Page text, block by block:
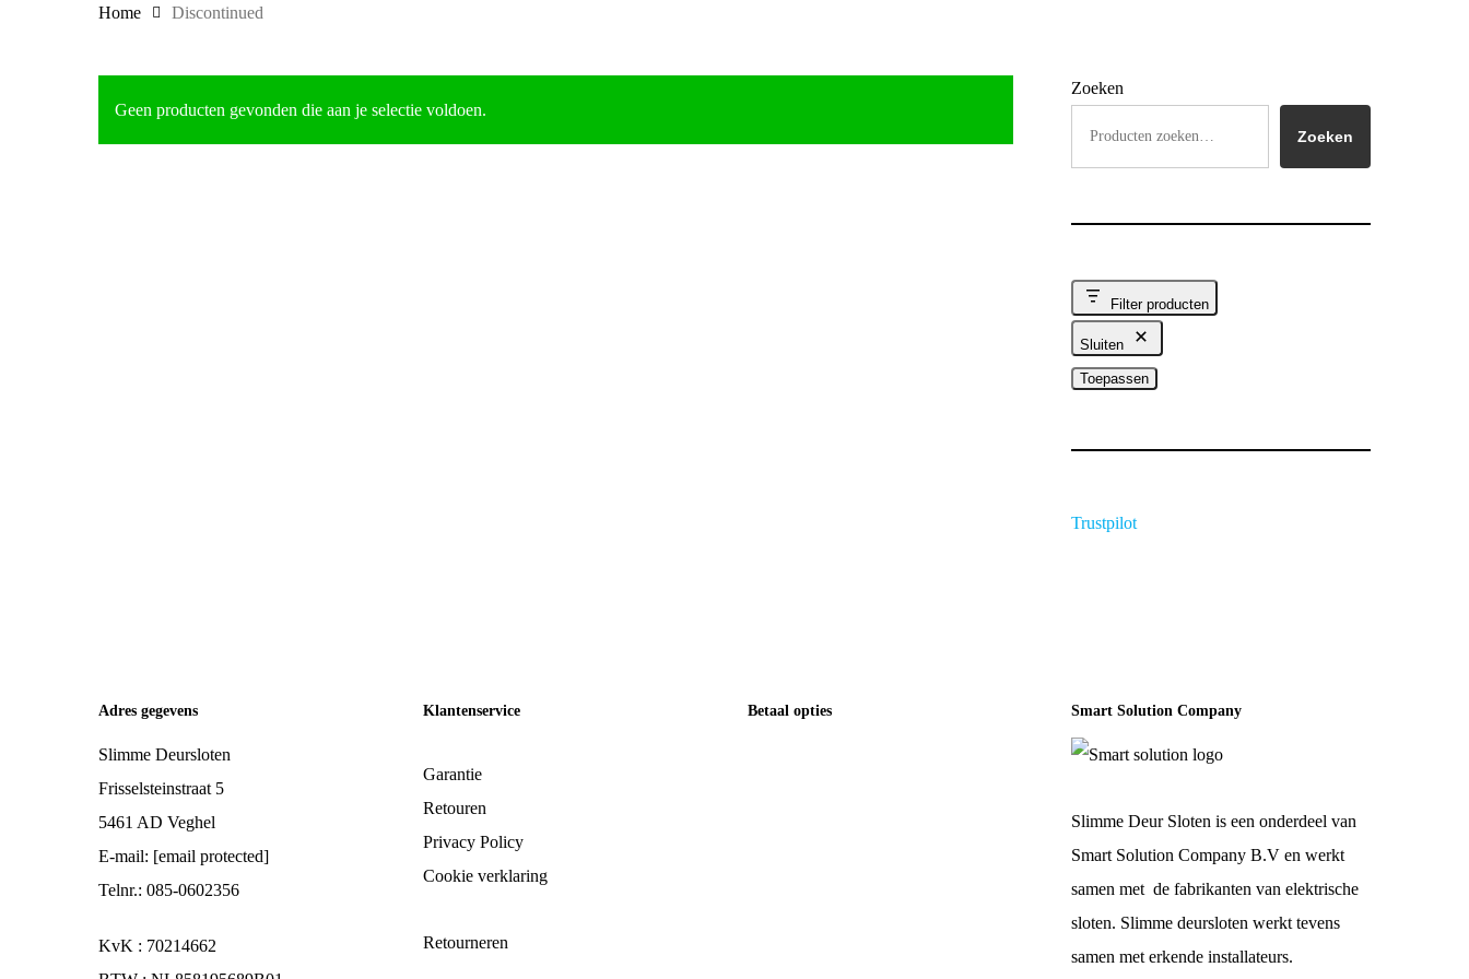
Home Discontinued
Geen producten gevonden die aan je selectie voldoen.
Zoeken
Zoeken
Filter producten
Sluiten
Toepassen
Trustpilot
Adres gegevens
Slimme Deursloten
Frisselsteinstraat 5
5461 AD Veghel
E-mail: [email protected]
Telnr.: 085-0602356
KvK : 70214662
Klantenservice
Garantie
Retouren
Privacy Policy
Cookie verklaring
Retourneren
Betaal opties Smart Solution Company
Slimme Deur Sloten is een onderdeel van
Smart Solution Company B.V en werkt
samen met de fabrikanten van elektrische
sloten. Slimme deursloten werkt tevens
samen met erkende installateurs.